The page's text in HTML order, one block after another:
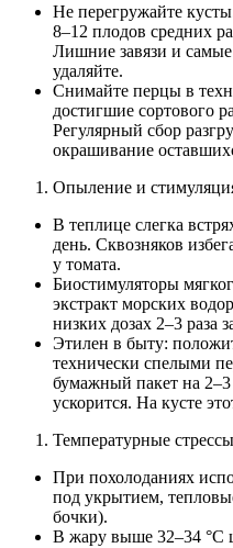
Не перегружайте
8–12 плодов средних
Лишние завязи и
удаляйте.
Снимайте перцы в
достигшие сортового
Регулярный сбор
окрашивание
Опыление и
В теплице слегка
день. Сквозняков
у томата.
Биостимуляторы
экстракт морских
низких дозах 2–3 раза
Этилен в быту:
технически спелыми
бумажный пакет на
ускорится. На кусте
Температурные
При похолоданиях
под укрытием,
бочки).
В жару выше 32–34 °C